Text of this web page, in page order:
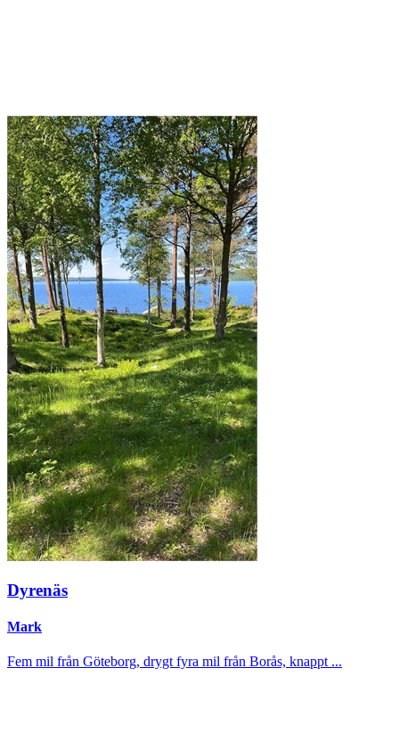
Dyrenäs
Mark
Fem mil från Göteborg, drygt fyra mil från Borås, knappt ...